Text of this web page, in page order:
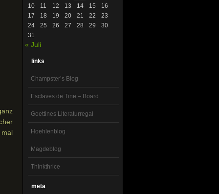
10
11 12 13 14 15
16
17
18 19 20 21 22
23
24
25 26 27 28 29
30
31
« Juli
links
Champster’s Blog
Esclaves de Tine – Board
Goettines Literaturregal
Hoehlenblog
Magdeblog
Thinkthrice
meta